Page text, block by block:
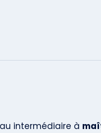
intermédiaire à